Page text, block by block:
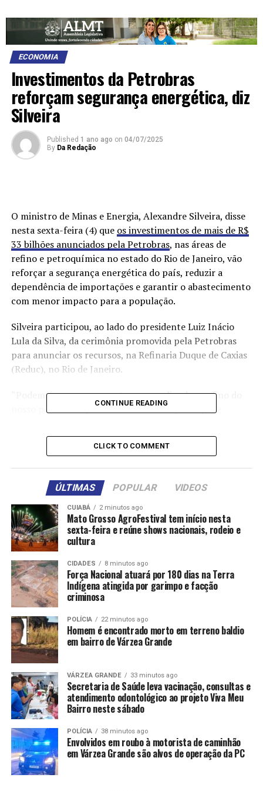
ECONOMIA
Investimentos da Petrobras
reforçam segurança energética, diz
Silveira
Published 1 ano ago on 04/07/2025
By Da Redação
O ministro de Minas e Energia, Alexandre Silveira, disse
nesta sexta-feira (4) que os investimentos de mais de R$
33 bilhões anunciados pela Petrobras, nas áreas de
refino e petroquímica no estado do Rio de Janeiro, vão
reforçar a segurança energética do país, reduzir a
dependência de importações e garantir o abastecimento
com menor impacto para a população.
Silveira participou, ao lado do presidente Luiz Inácio
Lula da Silva, da cerimônia promovida pela Petrobras
para anunciar os recursos, na Refinaria Duque de Caxias
(Reduc), no Rio de Janeiro.
“Podemos, queremos e estamos ampliando o refino do
nosso petróleo aqui no Brasil. Isso é segurança de
diminuem o preço do combustível e economizam o
dinheiro de todos, têm impacto na inflação, no preço do
alimento que chega à mesa do trabalhador e em toda a
economia”, afirmou Silveira.
O ministro destacou também o potencial do Brasil na
produção de combustíveis sustentáveis para a aviação.
“Nos próximos meses, a Reduc começará a produzir 50
mil metros cúbicos por mês de SAF [combustível
sustentável de aviação] com conteúdo renovável. O
Brasil está saindo na frente, sendo um dos principais
fornecedores de SAF do mundo. Isso é fruto da Lei do
Combustível do Futuro, que aprovamos no ano
passado”, destacou.
A Petrobras já concluiu os testes de produção de SAF
com até 1,2% de óleo técnico de milho e recebeu
autorização da Agência Nacional do Petróleo, Gás
Natural e Biocombustíveis (ANP) para iniciar a produção
comercial.
Também foram anunciadas a ampliação da capacidade
produtiva de Diesel S10 da Reduc em 76 mil barris por
dia, a construção de uma nova central termoelétrica
voltada à eficiência energética e a implantação de uma
CONTINUE READING
CLICK TO COMMENT
ÚLTIMAS POPULAR VIDEOS
CUIABÁ 2 minutos ago
Mato Grosso AgroFestival tem início nesta
sexta-feira e reúne shows nacionais, rodeio e
cultura
CIDADES 8 minutos ago
Força Nacional atuará por 180 dias na Terra
Indígena atingida por garimpo e facção
criminosa
POLÍCIA 22 minutos ago
Homem é encontrado morto em terreno baldio
em bairro de Várzea Grande
VÁRZEA GRANDE 33 minutos ago
Secretaria de Saúde leva vacinação, consultas e
atendimento odontológico ao projeto Viva Meu
Bairro neste sábado
POLÍCIA 38 minutos ago
Envolvidos em roubo à motorista de caminhão
em Várzea Grande são alvos de operação da PC